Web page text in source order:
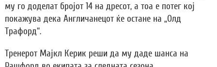
му го доделат бројот 14 на дресот, а тоа е потег кој
покажува дека Англичанецот ќе остане на „Олд
Трафорд“.
Тренерот Мајкл Керик реши да му даде шанса на